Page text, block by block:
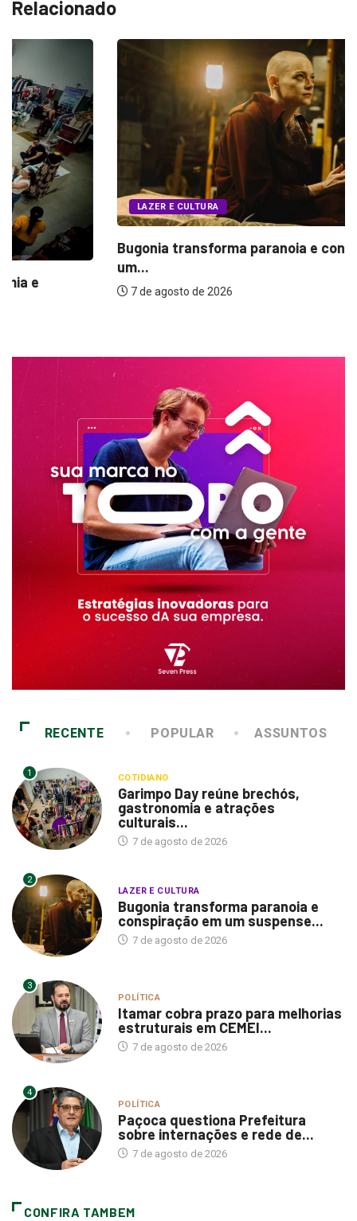
Relacionado
LAZER E CULTURA
Bugonia transforma paranoia e conspiração em
um...
7 de agosto de 2026
RECENTE POPULAR ASSUNTOS
1 COTIDIANO
Garimpo Day reúne brechós,
gastronomia e atrações
culturais...
7 de agosto de 2026
2
LAZER E CULTURA
Bugonia transforma paranoia e
conspiração em um suspense...
7 de agosto de 2026
3
POLÍTICA
Itamar cobra prazo para melhorias
estruturais em CEMEI...
7 de agosto de 2026
4
POLÍTICA
Paçoca questiona Prefeitura
sobre internações e rede de...
7 de agosto de 2026
CONFIRA TAMBEM